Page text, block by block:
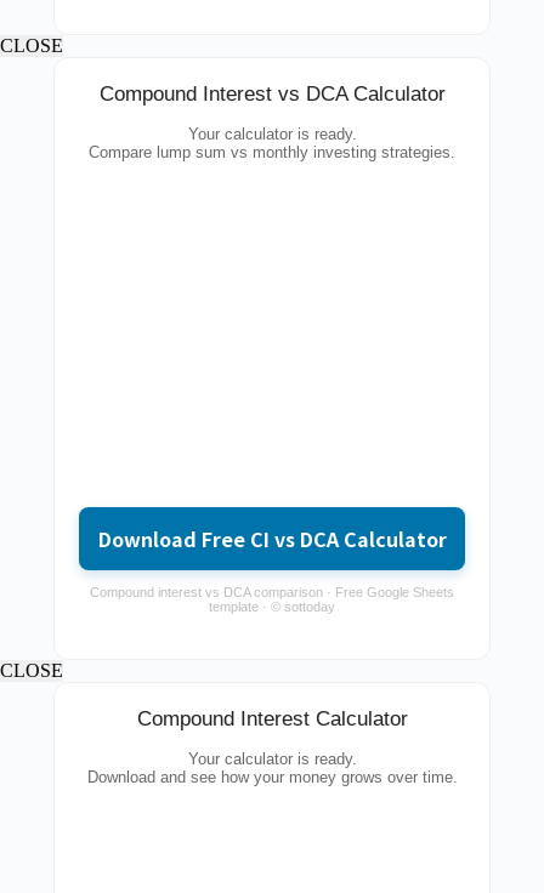
CLOSE
Compound Interest vs DCA Calculator
Your calculator is ready.
Compare lump sum vs monthly investing strategies.
Download Free CI vs DCA Calculator
Compound interest vs DCA comparison · Free Google Sheets
template · © sottoday
CLOSE
Compound Interest Calculator
Your calculator is ready.
Download and see how your money grows over time.